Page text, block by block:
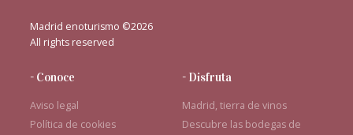
Madrid enoturismo ©2026
All rights reserved
- Conoce
Aviso legal
Política de cookies
- Disfruta
Madrid, tierra de vinos
Descubre las bodegas de